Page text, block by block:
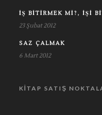
İŞ BITIRMEK MI?, İŞI
23 Şubat 2012
SAZ ÇALMAK
6 Mart 2012
KITAP SATIŞ